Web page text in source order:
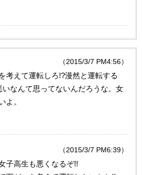
（2015/3/7 PM4:56）
考えて運転しろ!?漫然と運転する
なんて思ってないんだろうな。女
よ。
（2015/3/7 PM6:39）
子高生も悪くなるぞ!!